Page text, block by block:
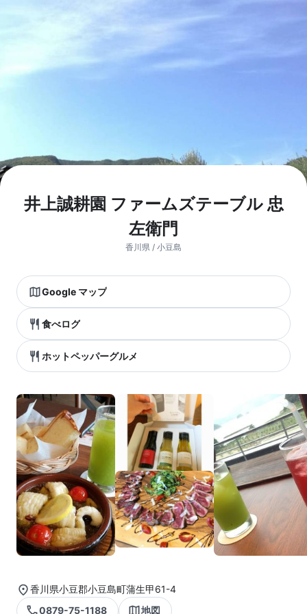
井上誠耕園 ファームズテーブル 忠
左衛門
香川県 / 小豆島
Google マップ
食べログ
ホットペッパーグルメ
香川県小豆郡小豆島町蒲生甲61-4
0879-75-1188
地図